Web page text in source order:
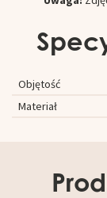
Objętość
Materiał